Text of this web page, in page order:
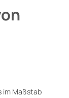
im Maßstab